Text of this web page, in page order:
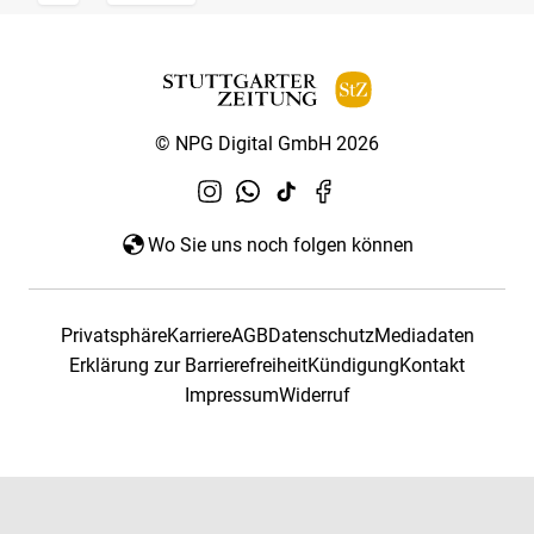
© NPG Digital GmbH 2026
Wo Sie uns noch folgen können
PrivatsphäreKarriereAGBDatenschutzMediadaten
Erklärung zur BarrierefreiheitKündigungKontakt
ImpressumWiderruf